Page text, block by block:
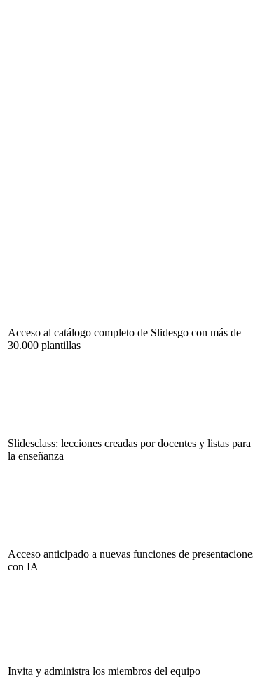
Acceso al catálogo completo de Slidesgo con más de
30.000 plantillas
Slidesclass: lecciones creadas por docentes y listas para
la enseñanza
Acceso anticipado a nuevas funciones de
con IA
Invita y administra los miembros del equipo